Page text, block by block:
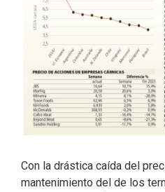
Con la drástica caída del
mantenimiento del de los